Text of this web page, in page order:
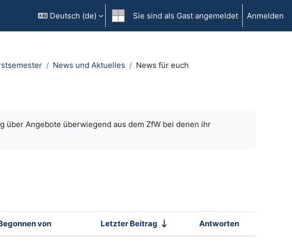
Deutsch ‎(de)‎ Sie sind als Gast angemeldet Anmelden
News und Aktuelles News für euch
über Angebote überwiegend aus dem ZfW bei denen ihr
von Letzter Beitrag
Antworten
Aktionen